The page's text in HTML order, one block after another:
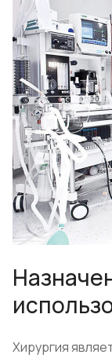
Хирургия